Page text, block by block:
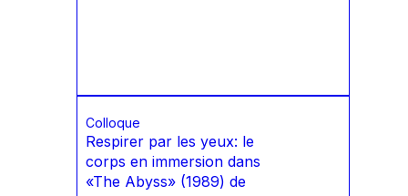
Colloque
Respirer par les yeux: le
corps en immersion dans
«The Abyss» (1989) de